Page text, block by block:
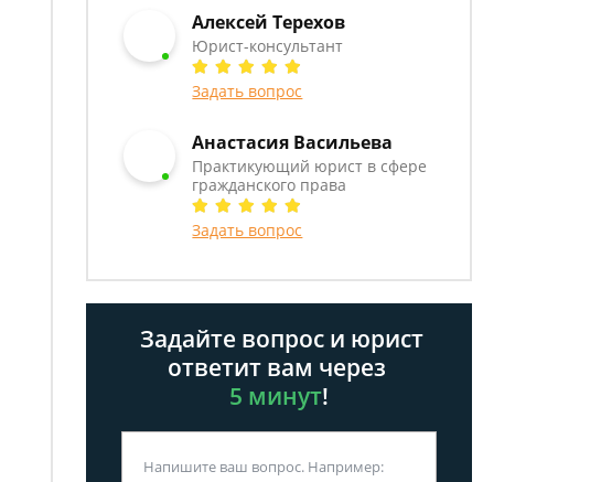
Алексей Терехов
Юрист-консультант
Задать вопрос
Анастасия Васильева
Практикующий юрист в сфере
гражданского права
Задать вопрос
Задайте вопрос и юрист
ответит вам через
5 минут!